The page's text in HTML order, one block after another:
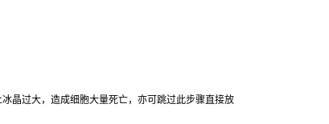
冰晶过大，造成细胞大量死亡，亦可跳过此步骤直接放